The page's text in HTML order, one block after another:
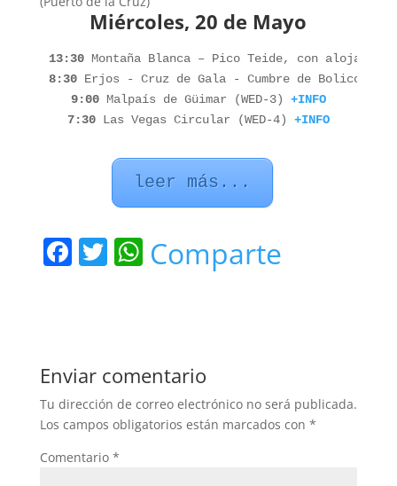
Miércoles, 20 de Mayo
13:30 Montaña Blanca – Pico Teide, con
8:30 Erjos - Cruz de Gala - Cumbre de Bolico -
9:00 Malpaís de Güimar (WED-3)
+INFO
7:30 Las Vegas Circular (WED-4) +INFO
leer más...
F
b
o
o
k
T W
A
p
p
Comparte
Enviar comentario
Tu dirección de correo electrónico no será publicada.
Los campos obligatorios están marcados con *
Comentario *